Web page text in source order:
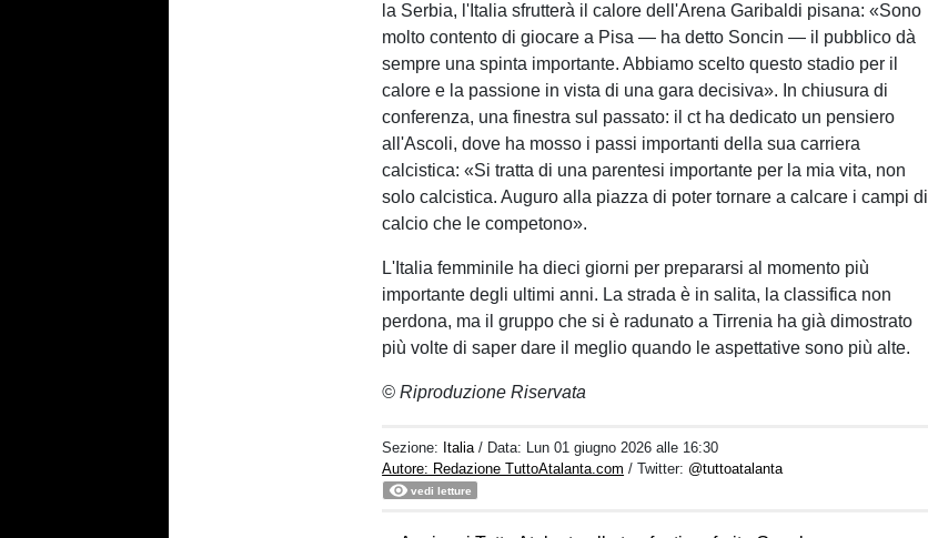
la Serbia, l'Italia sfrutterà il calore dell'Arena Garibaldi pisana: «Sono
molto contento di giocare a Pisa — ha detto Soncin — il pubblico dà
sempre una spinta importante. Abbiamo scelto questo stadio per il
calore e la passione in vista di una gara decisiva». In chiusura di
conferenza, una finestra sul passato: il ct ha dedicato un pensiero
all'Ascoli, dove ha mosso i passi importanti della sua carriera
calcistica: «Si tratta di una parentesi importante per la mia vita, non
solo calcistica. Auguro alla piazza di poter tornare a calcare i campi di
calcio che le competono».
L'Italia femminile ha dieci giorni per prepararsi al momento più
importante degli ultimi anni. La strada è in salita, la classifica non
perdona, ma il gruppo che si è radunato a Tirrenia ha già dimostrato
più volte di saper dare il meglio quando le aspettative sono più alte.
© Riproduzione Riservata
Sezione: Italia / Data: Lun 01 giugno 2026 alle 16:30
Autore: Redazione TuttoAtalanta.com / Twitter: @tuttoatalanta
vedi letture